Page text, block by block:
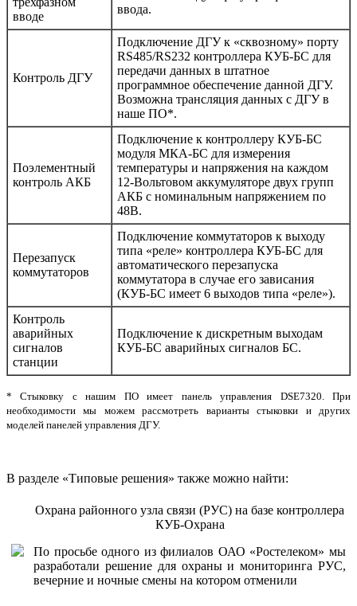
вводе
ввода.
Контроль ДГУ
Подключение ДГУ к «сквозному» порту
RS485/RS232 контроллера КУБ-БС для
передачи данных в штатное
программное обеспечение данной ДГУ.
Возможна трансляция данных с ДГУ в
наше ПО*.
Поэлементный
контроль АКБ
Подключение к контроллеру КУБ-БС
модуля МКА-БС для измерения
температуры и напряжения на каждом
12-Вольтовом аккумуляторе двух групп
АКБ с номинальным напряжением по
48В.
Перезапуск
коммутаторов
Подключение коммутаторов к выходу
типа «реле» контроллера КУБ-БС для
автоматического перезапуска
коммутатора в случае его зависания
(КУБ-БС имеет 6 выходов типа «реле»).
Контроль
аварийных
сигналов
станции
Подключение к дискретным выходам
КУБ-БС аварийных сигналов БС.
* Стыковку с нашим ПО имеет панель управления DSE7320. При
необходимости мы можем рассмотреть варианты стыковки и других
моделей панелей управления ДГУ.
В разделе «Типовые решения» также можно найти:
Охрана районного узла связи (РУС) на базе контроллера
КУБ-Охрана
По просьбе одного из филиалов ОАО «Ростелеком» мы
разработали решение для охраны и мониторинга РУС,
вечерние и ночные смены на котором отменили